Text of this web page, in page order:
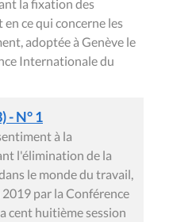
la fixation des
ce qui concerne les
adoptée à Genève le
Internationale du
- N° 1
à la
l'élimination de la
le monde du travail,
par la Conférence
cent huitième session